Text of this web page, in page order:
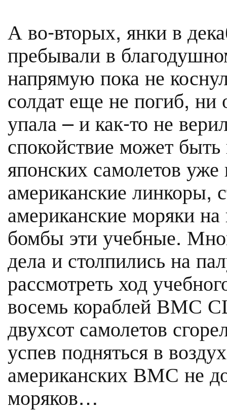
А во-вторых, янки в
пребывали в
напрямую пока не
солдат еще не погиб,
упала – и как-то не
спокойствие может
японских самолетов
американские линкоры,
американские моряки
бомбы эти учебные.
дела и столпились на
рассмотреть ход
восемь кораблей ВМС
двухсот самолетов
успев подняться в
американских ВМС не
моряков…